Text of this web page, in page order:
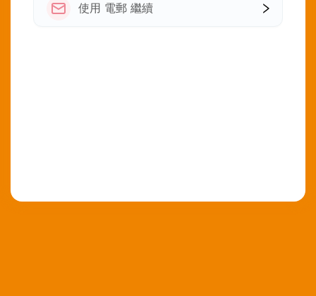
使用 電郵 繼續